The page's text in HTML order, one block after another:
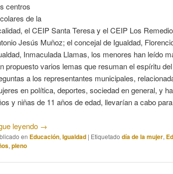
centros
de la
el CEIP Santa Teresa y el CEIP Los
Jesús Muñoz; el concejal de Igualdad,
Inmaculada Llamas, los menores han leído
propuesto varios lemas que resuman el espíritu
a los representantes municipales,
en política, deportes, sociedad en general, y
y niñas de 11 años de edad, llevarían a cabo
leyendo →
en Educación, Igualdad | Etiquetado día de la mujer,
, pleno